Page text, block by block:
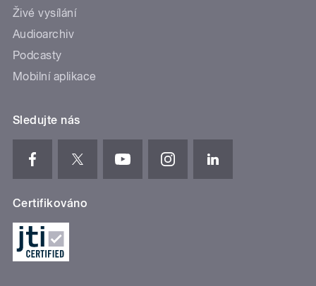
Živé vysílání
Audioarchiv
Podcasty
Mobilní aplikace
Sledujte nás
Certifikováno